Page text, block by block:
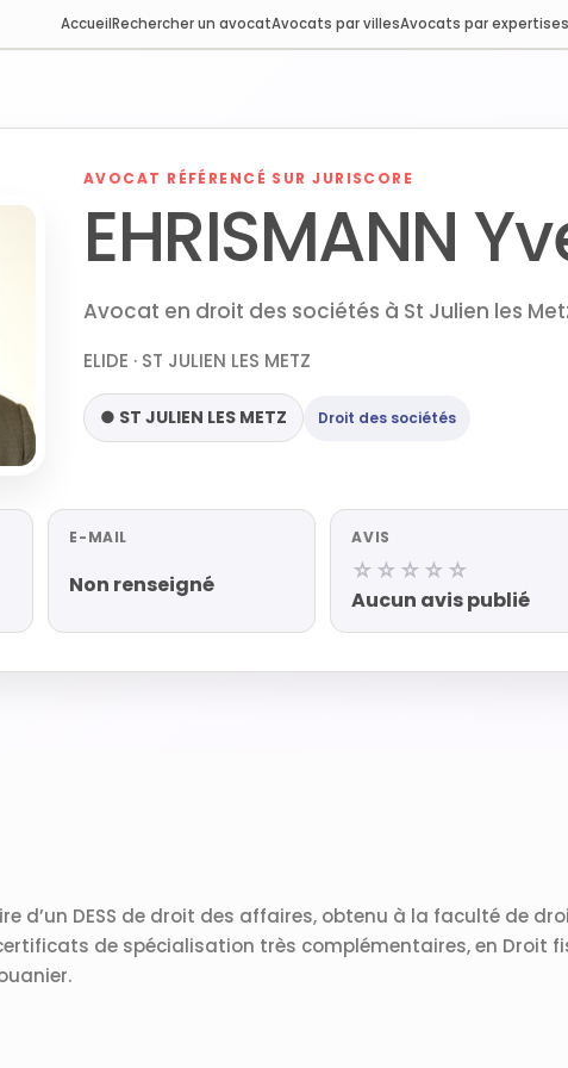
AccueilRechercher un avocatAvocats par villesAvocats par expertises
AVOCAT RÉFÉRENCÉ SUR JURISCORE
EHRISMANN
Avocat en droit des sociétés à St Julien les
ELIDE · ST JULIEN LES METZ
● ST JULIEN LES METZ Droit des sociétés
E-MAIL
Non renseigné
AVIS
☆☆☆☆☆
Aucun avis publié
d’un DESS de droit des affaires, obtenu à la faculté de
de spécialisation très complémentaires, en Droit